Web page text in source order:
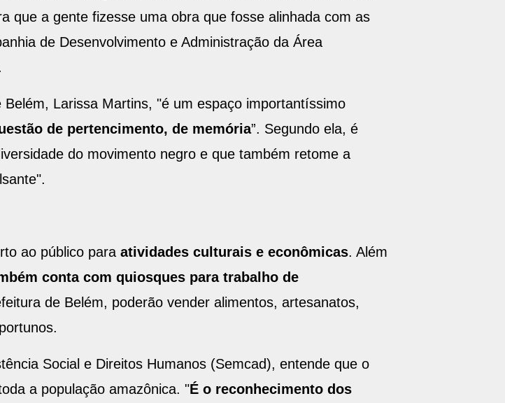
que a gente fizesse uma obra que fosse alinhada com as
de Desenvolvimento e Administração da Área
Larissa Martins, "é um espaço importantíssimo
de pertencimento, de memória”. Segundo ela, é
do movimento negro e que também retome a
ao público paraatividades culturais e econômicas. Além
conta com quiosques para trabalho de
de Belém, poderão vender alimentos, artesanatos,
Social e Direitos Humanos (Semcad), entende que o
a população amazônica. "É o reconhecimento dos